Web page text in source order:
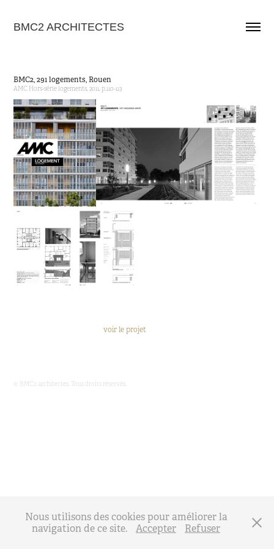
BMC2 ARCHITECTES
BMC2, 291 logements, Rouen
AMC Hors-série logements, 2011, p.110-113
voir le projet
© BMC2 architectes. Tous droits réservés.
Nous utilisons des cookies pour améliorer la
navigation de ce site.
Accepter Refuser